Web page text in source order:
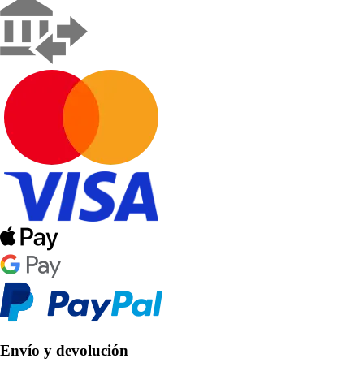
Envío y devolución